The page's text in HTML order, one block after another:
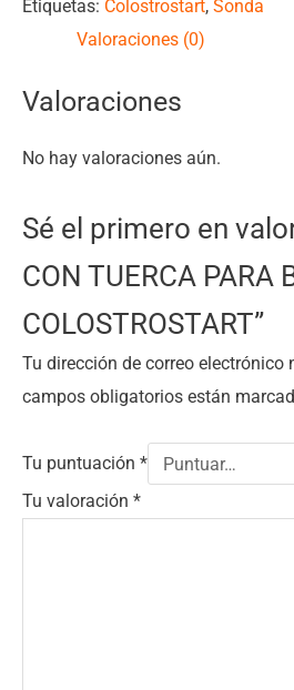
Etiquetas: Colostrostart, Sonda
Valoraciones (0)
Valoraciones
No hay valoraciones aún.
Sé el primero en
CON TUERCA PARA
COLOSTROSTART”
Tu dirección de correo electrónico
campos obligatorios están
Tu puntuación *
Tu valoración *